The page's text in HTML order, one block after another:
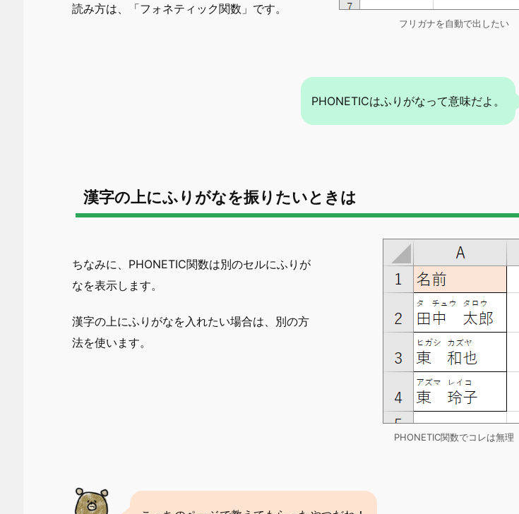
読み方は、「フォネティック関数」です。
フリガナを自動で出したい
PHONETICはふりがなって意味だよ。
漢字の上にふりがなを振りたいときは
ちなみに、PHONETIC関数は別のセルにふりが
なを表示します。
漢字の上にふりがなを入れたい場合は、別の方
法を使います。
PHONETIC関数でコレは無理